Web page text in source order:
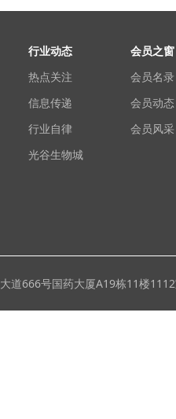
行业动态
热点关注
信息传递
行业自律
光谷生物城
会员之窗
会员名录
会员动态
会员风采
道666号国药大厦A19栋11楼